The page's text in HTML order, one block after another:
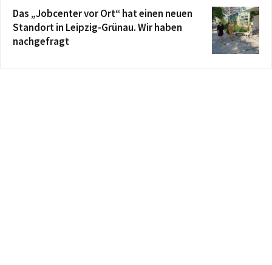
Das „Jobcenter vor Ort“ hat einen neuen
Standort in Leipzig-Grünau. Wir haben
nachgefragt